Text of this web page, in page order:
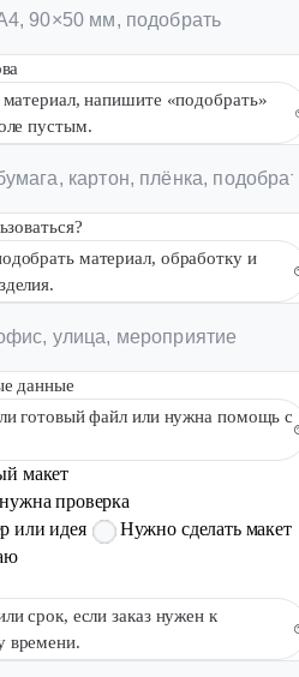
материал, напишите «подобрать»
пустым.
материал, обработку и
данные
готовый файл или нужна помощь с
макет
проверка
или идея
Нужно сделать макет
срок, если заказ нужен к
времени.